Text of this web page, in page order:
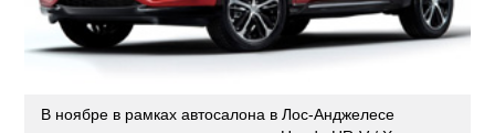
В ноябре в рамках автосалона в Лос-Анджелесе